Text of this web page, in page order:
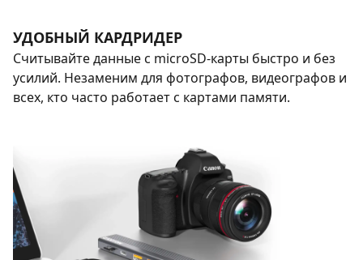
УДОБНЫЙ КАРДРИДЕР
Считывайте данные с microSD-карты быстро и без
усилий. Незаменим для фотографов, видеографов и
всех, кто часто работает с картами памяти.